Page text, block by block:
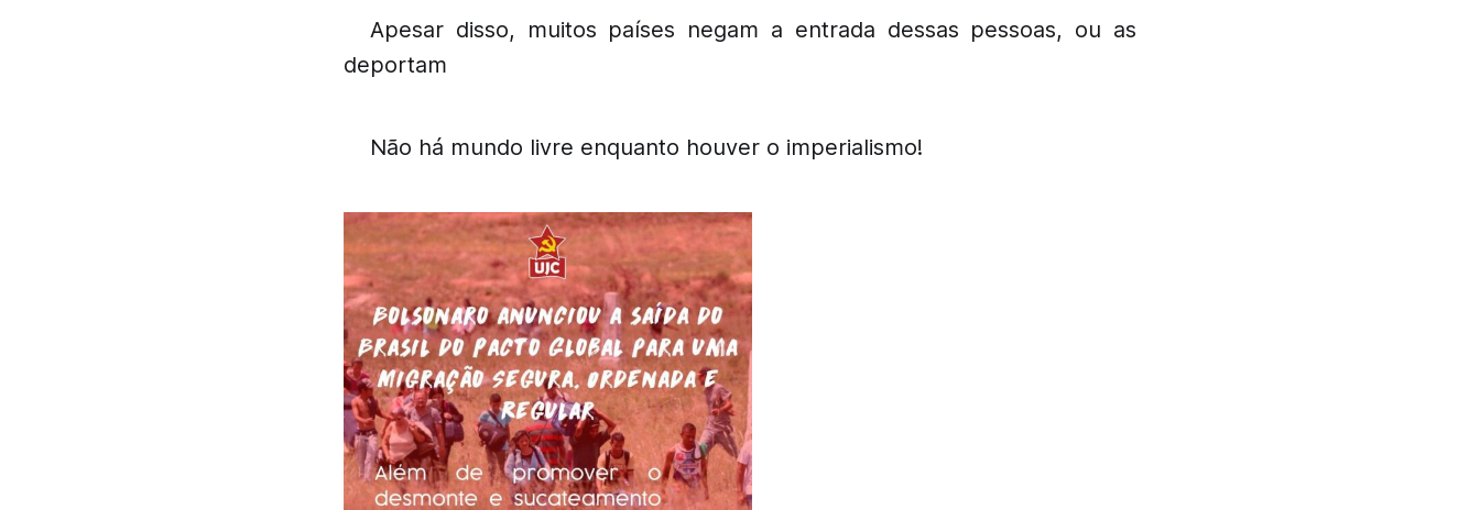
Apesar disso, muitos países negam a entrada dessas pessoas, ou as
deportam
Não há mundo livre enquanto houver o imperialismo!